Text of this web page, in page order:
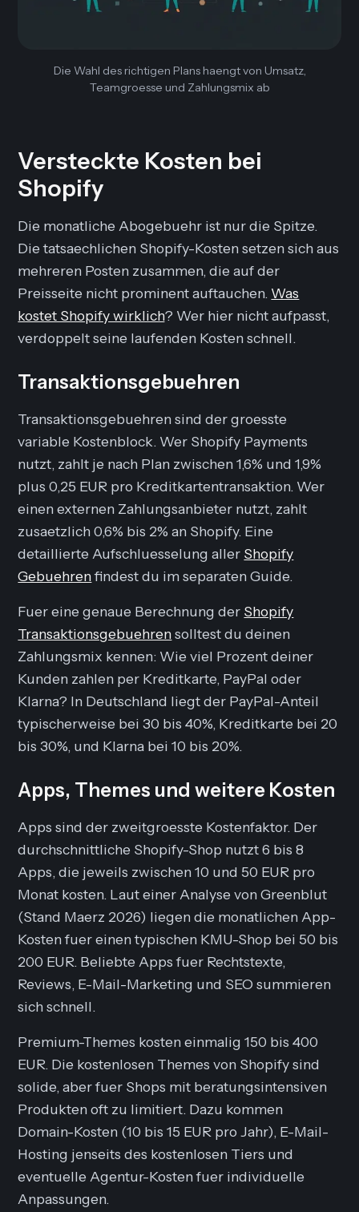
Die Wahl des richtigen Plans haengt von Umsatz,
Teamgroesse und Zahlungsmix ab
Versteckte Kosten bei
Shopify
Die monatliche Abogebuehr ist nur die Spitze.
Die tatsaechlichen Shopify-Kosten setzen sich aus
mehreren Posten zusammen, die auf der
Preisseite nicht prominent auftauchen. Was
kostet Shopify wirklich? Wer hier nicht aufpasst,
verdoppelt seine laufenden Kosten schnell.
Transaktionsgebuehren
Transaktionsgebuehren sind der groesste
variable Kostenblock. Wer Shopify Payments
nutzt, zahlt je nach Plan zwischen 1,6% und 1,9%
plus 0,25 EUR pro Kreditkartentransaktion. Wer
einen externen Zahlungsanbieter nutzt, zahlt
zusaetzlich 0,6% bis 2% an Shopify. Eine
detaillierte Aufschluesselung aller Shopify
Gebuehrenfindest du im separaten Guide.
Fuer eine genaue Berechnung der Shopify
Transaktionsgebuehrensolltest du deinen
Zahlungsmix kennen: Wie viel Prozent deiner
Kunden zahlen per Kreditkarte, PayPal oder
Klarna? In Deutschland liegt der PayPal-Anteil
typischerweise bei 30 bis 40%, Kreditkarte bei 20
bis 30%, und Klarna bei 10 bis 20%.
Apps, Themes und weitere Kosten
Apps sind der zweitgroesste Kostenfaktor. Der
durchschnittliche Shopify-Shop nutzt 6 bis 8
Apps, die jeweils zwischen 10 und 50 EUR pro
Monat kosten. Laut einer Analyse von Greenblut
(Stand Maerz 2026) liegen die monatlichen App-
Kosten fuer einen typischen KMU-Shop bei 50 bis
200 EUR. Beliebte Apps fuer Rechtstexte,
Reviews, E-Mail-Marketing und SEO summieren
sich schnell.
Premium-Themes kosten einmalig 150 bis 400
EUR. Die kostenlosen Themes von Shopify sind
solide, aber fuer Shops mit beratungsintensiven
Produkten oft zu limitiert. Dazu kommen
Domain-Kosten (10 bis 15 EUR pro Jahr), E-Mail-
Hosting jenseits des kostenlosen Tiers und
eventuelle Agentur-Kosten fuer individuelle
Anpassungen.